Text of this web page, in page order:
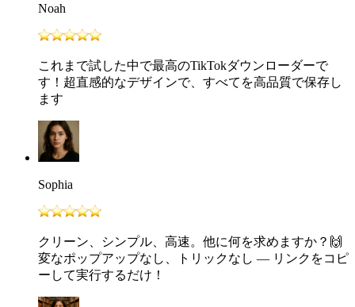
Noah
これまで試した中で最高のTikTokダウンローダーで
す！超直感的なデザインで、すべてを高品質で保存し
ます
Sophia
クリーン、シンプル、高速。他に何を求めますか？🙌
変なポップアップなし、トリックなし — リンクをコピ
ーして実行するだけ！